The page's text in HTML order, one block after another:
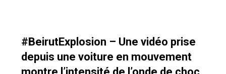
#BeirutExplosion – Une vidéo prise
depuis une voiture en mouvement
montre l’intensité de l’onde de choc